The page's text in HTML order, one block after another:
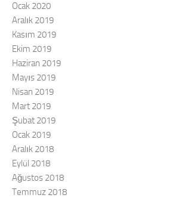
Ocak 2020
Aralık 2019
Kasım 2019
Ekim 2019
Haziran 2019
Mayıs 2019
Nisan 2019
Mart 2019
Şubat 2019
Ocak 2019
Aralık 2018
Eylül 2018
Ağustos 2018
Temmuz 2018